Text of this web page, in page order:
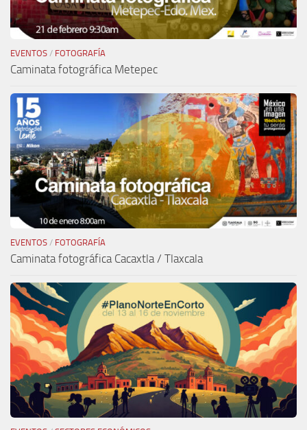
EVENTOS / FOTOGRAFÍA
Caminata fotográfica Metepec
EVENTOS / FOTOGRAFÍA
Caminata fotográfica Cacaxtla / Tlaxcala